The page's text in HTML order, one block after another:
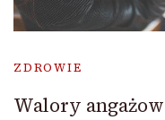
ZDROWIE
Walory